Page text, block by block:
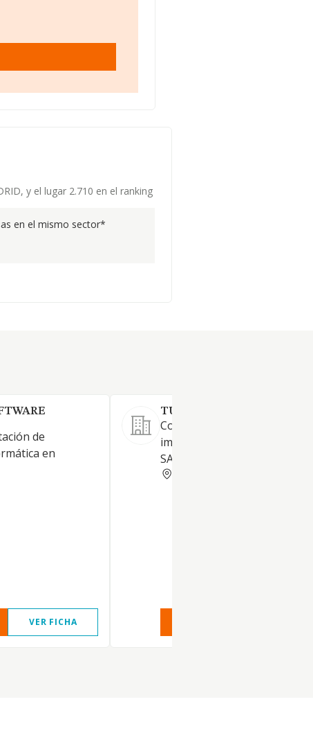
y el lugar 2.710 en el ranking
en el mismo sector*
de
en
VER FICHA
TUYU TECHNOLOGY SL.
Consultoría, desarrollo,
implantación y soporte a
SAP y Web-Multimedia.